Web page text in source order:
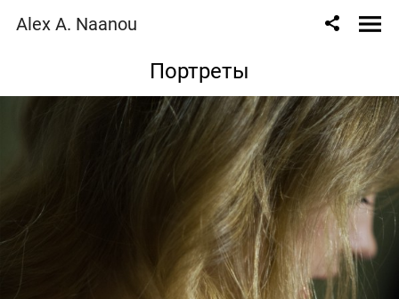
Alex A. Naanou
Портреты